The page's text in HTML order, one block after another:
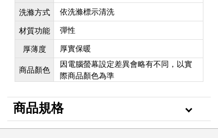
洗滌方式
依洗滌標示清洗
材質功能
彈性
厚薄度
厚實保暖
商品顏色
因電腦螢幕設定差異會略有不同，以實
際商品顏色為準
商品規格